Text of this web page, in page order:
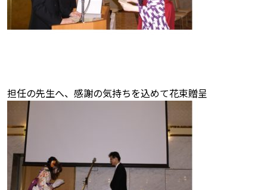
担任の先生へ、感謝の気持ちを込めて花束贈呈